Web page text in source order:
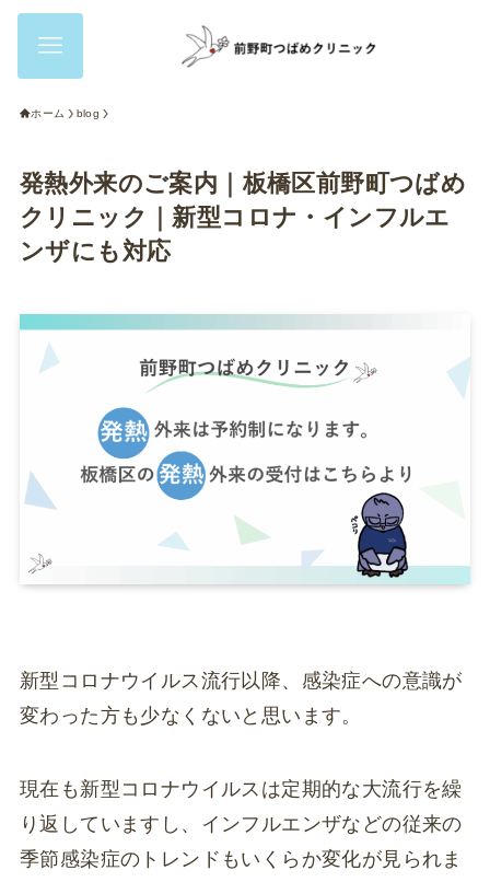
ホーム blog
発熱外来のご案内｜板橋区前野町つばめ
クリニック｜新型コロナ・インフルエ
ンザにも対応
新型コロナウイルス流行以降、感染症への意識が
変わった方も少なくないと思います。
現在も新型コロナウイルスは定期的な大流行を繰
り返していますし、インフルエンザなどの従来の
季節感染症のトレンドもいくらか変化が見られま